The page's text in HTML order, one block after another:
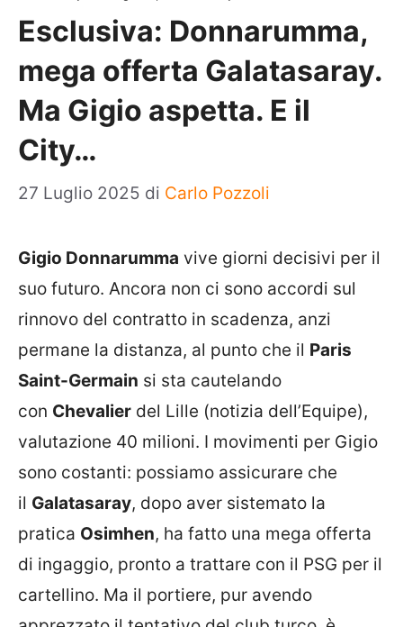
Esclusiva: Donnarumma,
mega offerta Galatasaray.
Ma Gigio aspetta. E il
City…
27 Luglio 2025 di Carlo Pozzoli
Gigio Donnarumma vive giorni decisivi per il
suo futuro. Ancora non ci sono accordi sul
rinnovo del contratto in scadenza, anzi
permane la distanza, al punto che il Paris
Saint-Germain si sta cautelando
con Chevalier del Lille (notizia dell’Equipe),
valutazione 40 milioni. I movimenti per Gigio
sono costanti: possiamo assicurare che
il Galatasaray, dopo aver sistemato la
pratica Osimhen, ha fatto una mega offerta
di ingaggio, pronto a trattare con il PSG per il
cartellino. Ma il portiere, pur avendo